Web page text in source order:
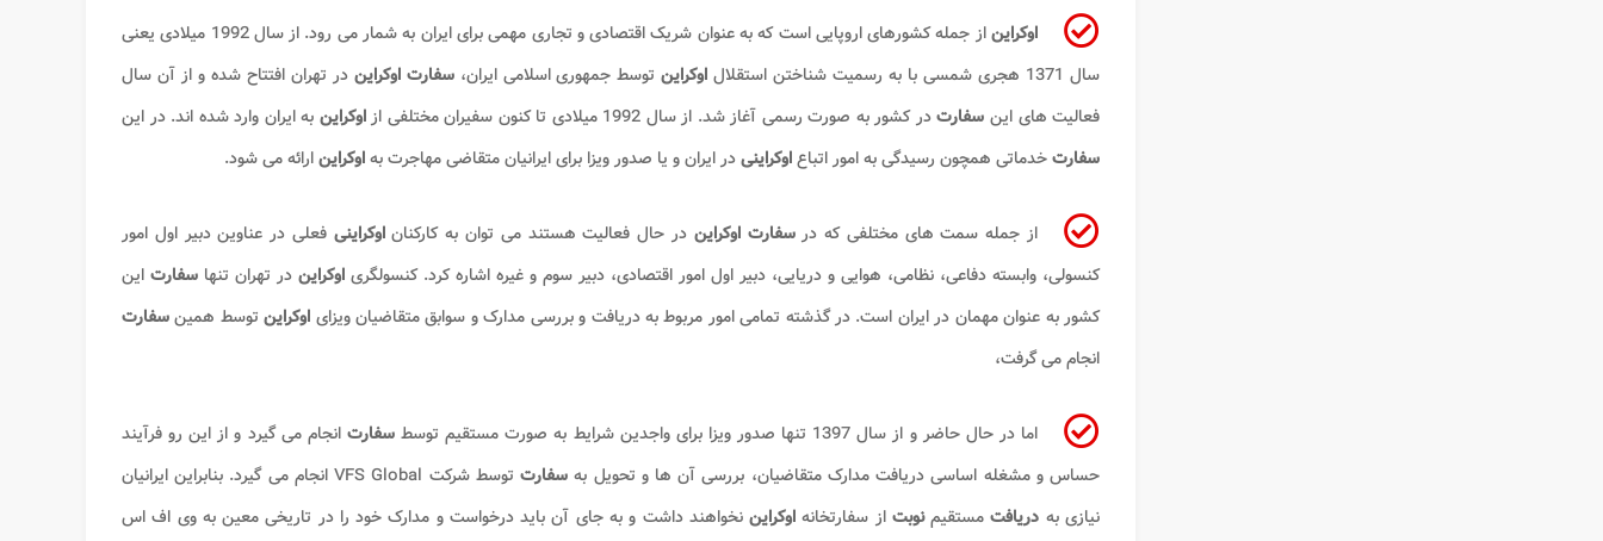
اوکراین
از جمله کشورهای اروپایی است که به عنوان شریک اقتصادی و تجاری مهمی برای ایران به شمار می رود. از سال 1992 میلادی یعنی
سال 1371 هجری شمسی با به رسمیت شناختن استقلال
اوکراینتوسط جمهوری اسلامی ایران،سفارت اوکراین در تهران افتتاح شده و از آن سال
فعالیت های این سفارتدر کشور به صورت رسمی آغاز شد. از سال 1992 میلادی تا کنون سفیران مختلفی از اوکراین به ایران وارد شده اند. در این
سفارتخدماتی همچون رسیدگی به امور اتباعاوکراینیدر ایران و یا صدور ویزا برای ایرانیان متقاضی مهاجرت بهاوکراینارائه می شود.
از جمله سمت های مختلفی که درسفارت اوکراین در حال فعالیت هستند می توان به کارکناناوکراینی فعلی در عناوین دبیر اول امور
کنسولی، وابسته دفاعی، نظامی، هوایی و دریایی، دبیر اول امور اقتصادی، دبیر سوم و غیره اشاره کرد. کنسولگری اوکراین در تهران تنها سفارت این
کشور به عنوان مهمان در ایران است. در گذشته تمامی امور مربوط به دریافت و بررسی مدارک و سوابق متقاضیان ویزای اوکراینتوسط همینسفارت
انجام می گرفت،
اما در حال حاضر و از سال 1397 تنها صدور ویزا برای واجدین شرایط به صورت مستقیم توسط سفارت انجام می گیرد و از این رو فرآیند
حساس و مشغله اساسی دریافت مدارک متقاضیان، بررسی آن ها و تحویل به سفارت
توسط شرکت VFS Global انجام می گیرد. بنابراین ایرانیان
نیازی به دریافتمستقیمنوبت از سفارتخانه اوکرایننخواهند داشت و به جای آن باید درخواست و مدارک خود را در تاریخی معین به وی اف اس